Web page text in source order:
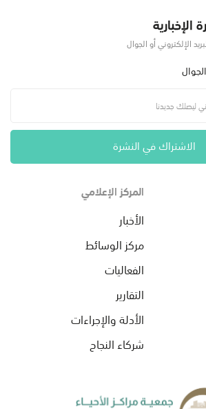
الإلكتروني أو الجوال
الاشتراك في النشرة
المركز الإعلامي
الأخبار
مركز الوسائط
الفعاليات
التقارير
الأدلة والإجراءات
شركاء النجاح